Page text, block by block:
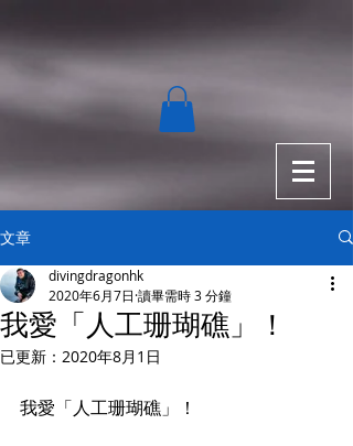
文章
我愛「人工珊瑚礁」！
divingdragonhk
2020年6月7日 讀畢需時 3 分鐘
已更新： 2020年8月1日
我愛「人工珊瑚礁」！